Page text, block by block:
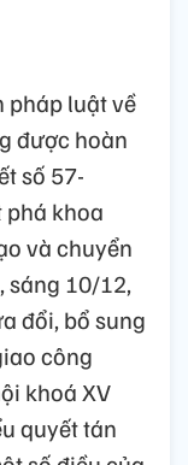
pháp luật về
được hoàn
số 57-
phá khoa
và chuyển
sáng 10/12,
đổi, bổ sung
công
khoá XV
quyết tán